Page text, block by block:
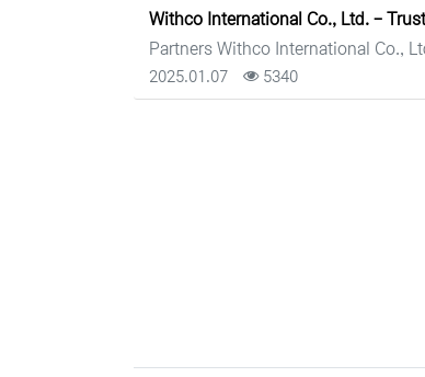
Withco International Co., Ltd. -
Partners Withco International Co.,
등록일
2025.01.07 조회
5340